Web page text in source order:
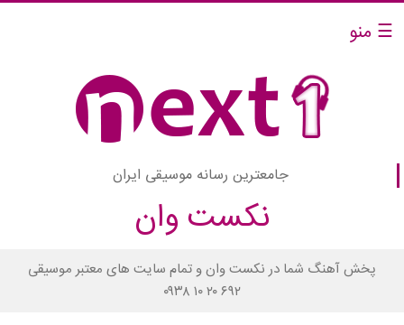
☰ منو
جامعترین رسانه موسیقی ایران
نکست وان
پخش آهنگ شما در نکست وان و تمام سایت های معتبر موسیقی
۰۹۳۸ ۱۰ ۲۰ ۶۹۲